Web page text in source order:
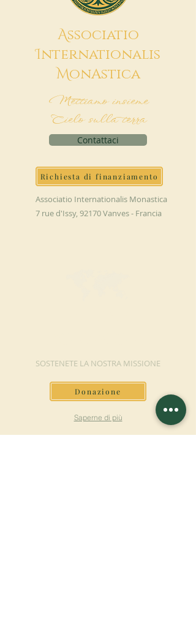
Associatio
Internationalis
MonAstica
Mettiamo insieme
Cielo sulla terra
Contattaci
Richiesta di finanziamento
Associatio Internationalis Monastica
7 rue d'Issy, 92170 Vanves - Francia
SOSTENETE LA NOSTRA MISSIONE
Donazione
Saperne di più